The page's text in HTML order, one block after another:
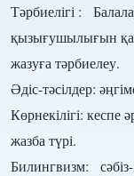
Тәрбиелігі :
қызығушылығын
жазуға тәрбиелеу.
Әдіс-тәсілдер:
Көрнекілігі:
жазба түрі.
Билингвизм: